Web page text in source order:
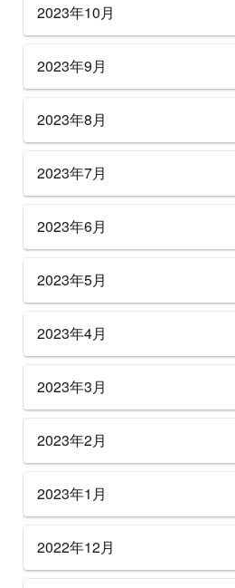
2023年10月
2023年9月
2023年8月
2023年7月
2023年6月
2023年5月
2023年4月
2023年3月
2023年2月
2023年1月
2022年12月